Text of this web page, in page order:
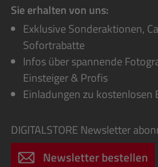
Sie erhalten von uns:
Exklusive Sonderaktionen,
Sofortrabatte
Infos über spannende
Einsteiger & Profis
Einladungen zu kostenlosen
DIGITALSTORE Newsletter
Newsletter bestellen